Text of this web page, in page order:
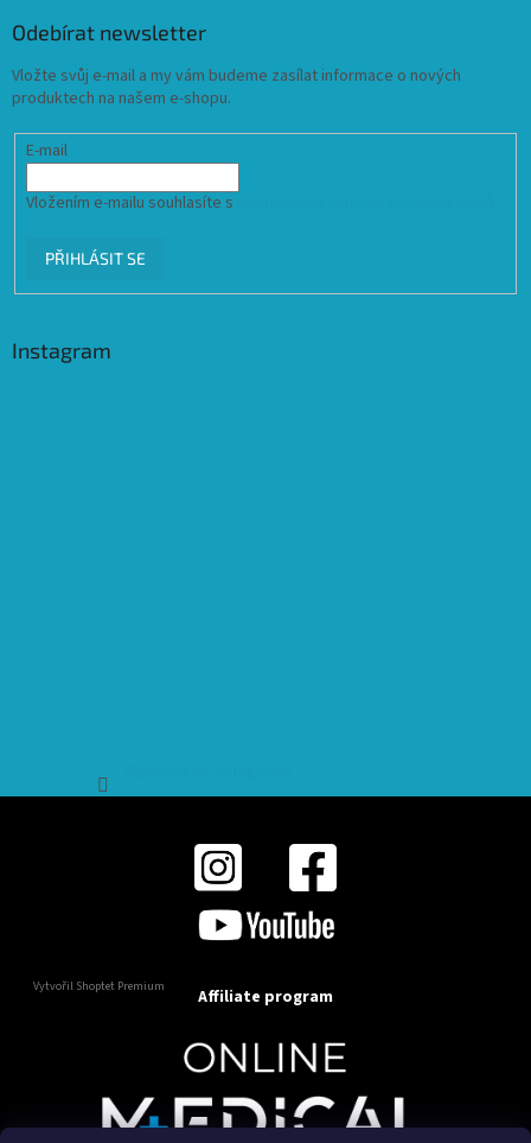
Odebírat newsletter
Vložte svůj e-mail a my vám budeme zasílat informace o nových
produktech na našem e-shopu.
E-mail
Vložením e-mailu souhlasíte s
PŘIHLÁSIT SE
Instagram
Vytvořil Shoptet Premium Affiliate program